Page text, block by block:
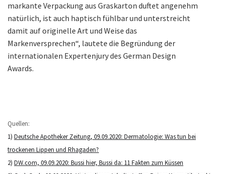
markante Verpackung aus Graskarton duftet angenehm
natürlich, ist auch haptisch fühlbar und unterstreicht
damit auf originelle Art und Weise das
Markenversprechen“, lautete die Begründung der
internationalen Expertenjury des German Design
Awards.
Quellen:
1) Deutsche Apotheker Zeitung, 09.09.2020: Dermatologie: Was tun bei
trockenen Lippen und Rhagaden?
2) DW.com, 09.09.2020: Bussi hier, Bussi da: 11 Fakten zum Küssen